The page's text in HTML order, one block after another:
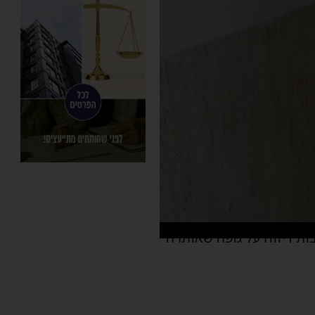
דיווח על גופה שאותרה